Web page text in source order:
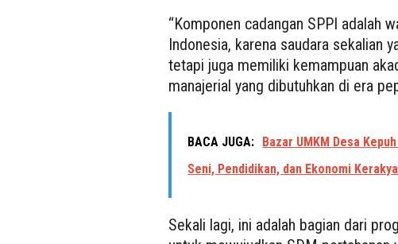
“Komponen cadangan SPPI adalah
Indonesia, karena saudara sekalian
tetapi juga memiliki kemampuan
manajerial yang dibutuhkan di era
BACA JUGA: Bazar UMKM Desa
Seni, Pendidikan, dan Ekonomi
Sekali lagi, ini adalah bagian dari